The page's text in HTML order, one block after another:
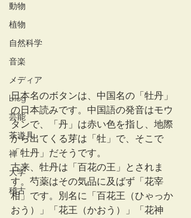
動物
植物
自然科学
音楽
メディア
blog
芸能
茶道具
禅
大学
稽古
日本名のボタンは、中国名の「牡丹」
の日本読みです。中国語の発音はモウ
タンで、「丹」は赤い色を指し、地際
から出てくる芽は「牡」で、そこで
「牡丹」だそうです。
古来、牡丹は「百花の王」とされま
す。芍薬はその気品に及ばず「花宰
相」です。別名に「百花王（ひゃっか
おう）」「花王（かおう）」「花神